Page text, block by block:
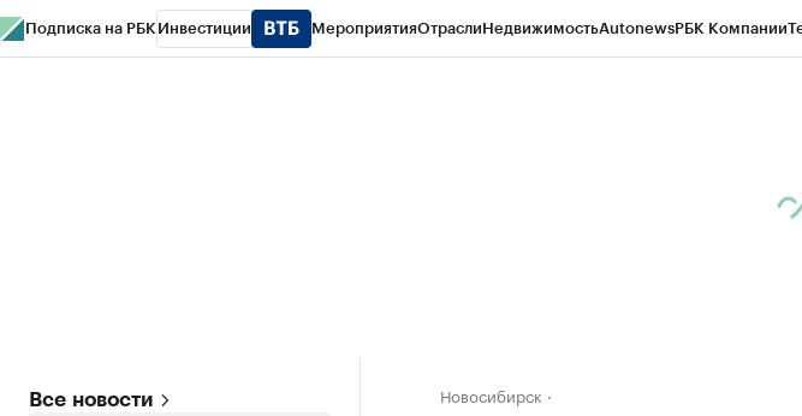
Подписка на РБК Инвестиции МероприятияОтраслиНедвижимостьAutonewsРБК Компании
Все новости Новосибирск